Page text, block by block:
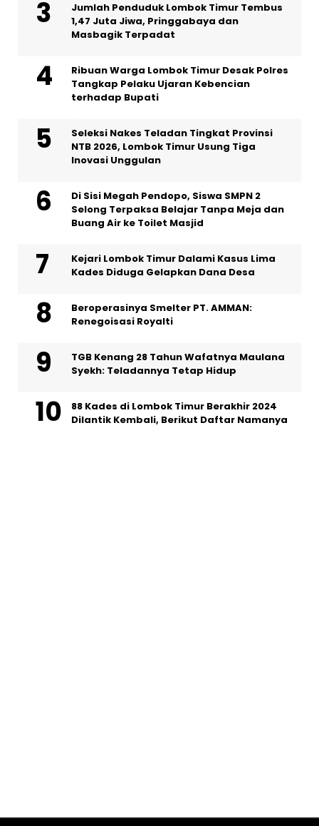
Jumlah Penduduk Lombok Timur Tembus
1,47 Juta Jiwa, Pringgabaya dan
Masbagik Terpadat
Ribuan Warga Lombok Timur Desak Polres
Tangkap Pelaku Ujaran Kebencian
terhadap Bupati
Seleksi Nakes Teladan Tingkat Provinsi
NTB 2026, Lombok Timur Usung Tiga
Inovasi Unggulan
Di Sisi Megah Pendopo, Siswa SMPN 2
Selong Terpaksa Belajar Tanpa Meja dan
Buang Air ke Toilet Masjid
Kejari Lombok Timur Dalami Kasus Lima
Kades Diduga Gelapkan Dana Desa
Beroperasinya Smelter PT. AMMAN:
Renegoisasi Royalti
TGB Kenang 28 Tahun Wafatnya Maulana
Syekh: Teladannya Tetap Hidup
88 Kades di Lombok Timur Berakhir 2024
Dilantik Kembali, Berikut Daftar Namanya